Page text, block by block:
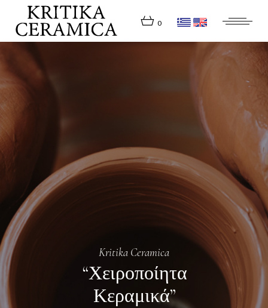
0
“Χειροποίητα
Κεραμικά”
Kritika Ceramica